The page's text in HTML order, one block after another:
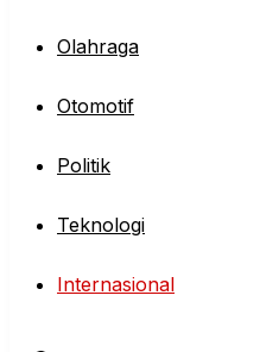
Olahraga
Otomotif
Politik
Teknologi
Internasional